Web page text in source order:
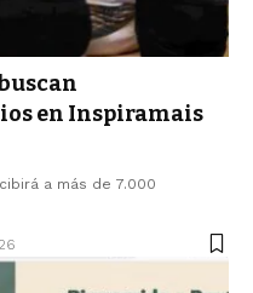
en Inspiramais
a más de 7.000